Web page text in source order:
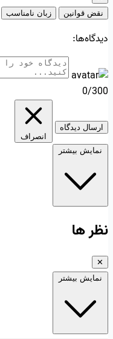
نقض قوانین
زبان نامناسب
دیدگاه‌ها:
0/300
ارسال دیدگاه
انصراف
نمایش بیشتر
نظر ها
✕
نمایش بیشتر